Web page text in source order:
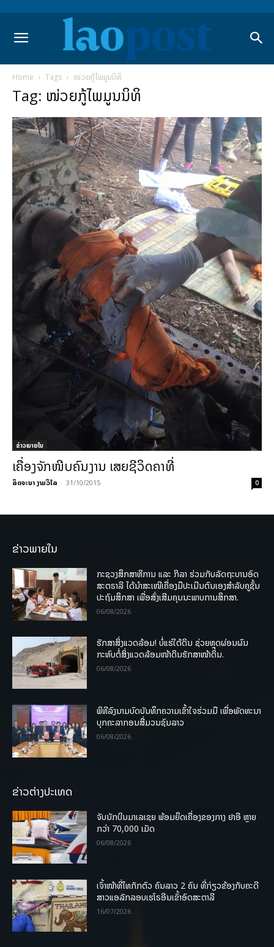
Home Tags ໜ່ວຍກູ້ໄພມູນນິທິ
Tag: ໜ່ວຍກູ້ໄພມູນນິທິ
ຂ່າວພາຍ​ໃນ
ເຄື່ອງຈັກໜີບຄົນງານ ເສຍຊີວິດຄາທີ່
ລິດຈະນາ ງາມວິໄລ - 31/10/2015 0
ຂ່າວພາຍໃນ
ກະຊວງສຶກສາທິການ ແລະ ກິລາ ຮ່ວມກັບລັດຖະບານອົດ
ສະຕຣາລີ ໄດ້ນຳສະເໜີເຄື່ອງມືປະເມີນຕົນເອງສຳລັບຄູຊັ້ນ
ປະຖົມສຶກສາ ເພື່ອສົ່ງເສີມຄຸນນະພາບການສຶກສາ.
06/08/2026
ຮັກສາສິ່ງແວດລ້ອມ! ບໍ່ແຮ່ໃຕ້ດິນ ຊ່ວຍຫຼຸດຜ່ອນຜົນ
ກະທົບຕໍ່ສິ່ງແວດລ້ອມໜ້າດິນຮັກສາໜ້າດິນ.
06/08/2026
ພິທີລົງນາມບົດບັນທຶກຄວາມເຂົ້າໃຈຮ່ວມມື ເພື່ອພັດທະນາ
ບຸກຄະລາກອນສື່ມວນຊົນລາວ
06/08/2026
ຂ່າວຕ່າງປະເທດ
ຈັບນັກບິນມາເລເຊຍ ພ້ອມຍຶດເຄື່ອງຂອງກາງ ຢາອີ ຫຼາຍ
ກວ່າ 70,000 ເມັດ
06/08/2026
ເຈົ້າໜ້າທີ່ໄທກັກຕົວ ຄົນລາວ 2 ຄົນ ທີ່ກ່ຽວຂ້ອງກັບຄະດີ
ສາວແອລັກລອບເຮໂຣອີນເຂົ້າອົດສະຕາລີ
16/07/2026